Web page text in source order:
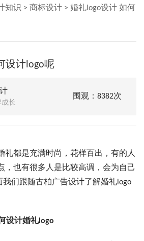
知识 > 商标设计 > 婚礼logo设计 如何
设计logo呢
长
围观：8382次
都是充满时尚，花样百出，有的人
，也有很多人是比较高调，会为自己
我们跟随古柏广告设计了解婚礼logo
设计婚礼logo